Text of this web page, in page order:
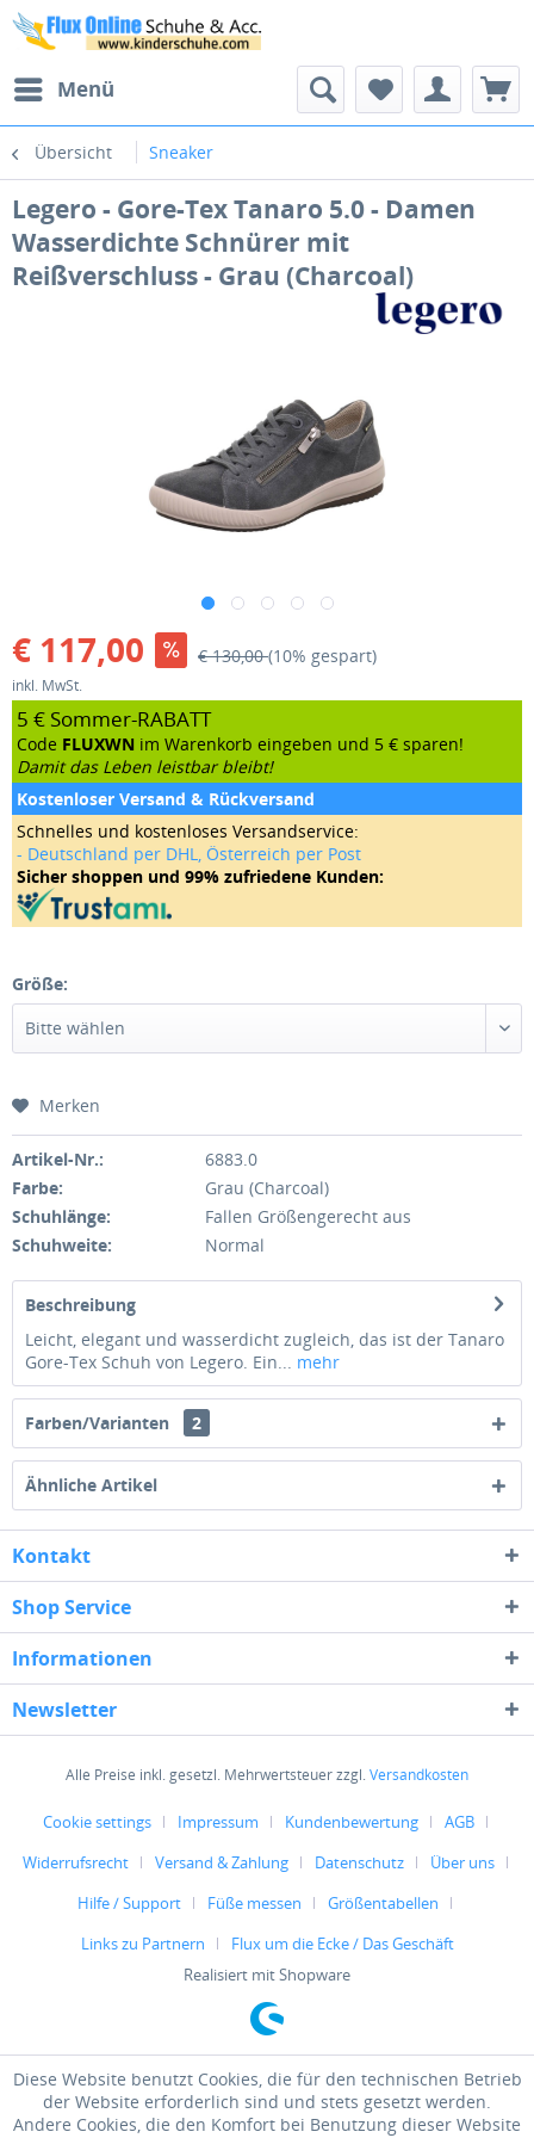
Menü
Übersicht Sneaker
Legero - Gore-Tex Tanaro 5.0 - Damen
Wasserdichte Schnürer mit
Reißverschluss - Grau (Charcoal)
€ 117,00 € 130,00(10% gespart)
inkl. MwSt.
5 € Sommer-RABATT
Code FLUXWN im Warenkorb eingeben und 5 € sparen!
Damit das Leben leistbar bleibt!
Kostenloser Versand & Rückversand
Schnelles und kostenloses Versandservice:
- Deutschland per DHL, Österreich per Post
Sicher shoppen und 99% zufriedene Kunden:
Größe:
Merken
Artikel-Nr.:
6883.0
Farbe:
Grau (Charcoal)
Schuhlänge:
Fallen Größengerecht aus
Schuhweite:
Normal
Beschreibung
Leicht, elegant und wasserdicht zugleich, das ist der Tanaro
Gore-Tex Schuh von Legero. Ein... mehr
Farben/Varianten 2
Ähnliche Artikel
Kontakt
Shop Service
Informationen
Newsletter
Alle Preise inkl. gesetzl. Mehrwertsteuer zzgl.Versandkosten
Cookie settings Impressum Kundenbewertung
AGB
Widerrufsrecht
Versand & Zahlung Datenschutz
Über uns
Hilfe / Support
Füße messen
Größentabellen
Links zu Partnern
Flux um die Ecke / Das Geschäft
Realisiert mit Shopware
Diese Website benutzt Cookies, die für den technischen Betrieb
der Website erforderlich sind und stets gesetzt werden.
Andere Cookies, die den Komfort bei Benutzung dieser Website